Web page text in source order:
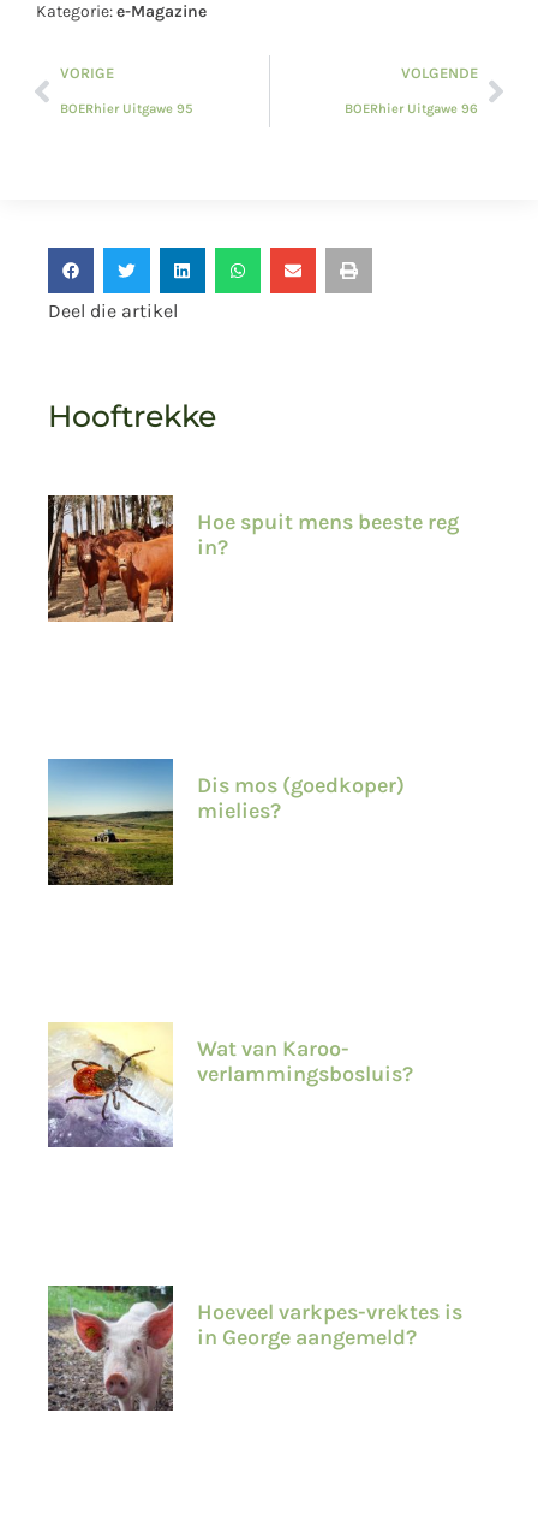
Kategorie:e-Magazine
VORIGE
BOERhier Uitgawe 95
VOLGENDE
BOERhier Uitgawe 96
Deel die artikel
Hooftrekke
Hoe spuit mens beeste reg
in?
Dis mos (goedkoper)
mielies?
Wat van Karoo-
verlammingsbosluis?
Hoeveel varkpes-vrektes is
in George aangemeld?